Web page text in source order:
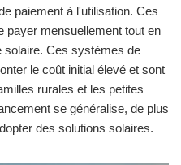
paiement à l'utilisation. Ces
payer mensuellement tout en
solaire. Ces systèmes de
le coût initial élevé et sont
rurales et les petites
se généralise, de plus
des solutions solaires.